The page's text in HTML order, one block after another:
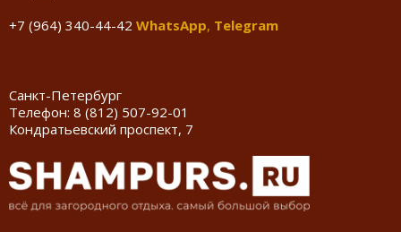
+7 (964) 340-44-42 WhatsApp, Telegram
Санкт-Петербург
Телефон: 8 (812) 507-92-01
Кондратьевский проспект, 7